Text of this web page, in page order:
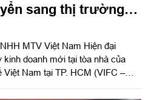
sang thị trường
hàng MBV
MTV Việt Nam Hiện đại
doanh mới tại tòa nhà của
Nam tại TP. HCM (VIFC –